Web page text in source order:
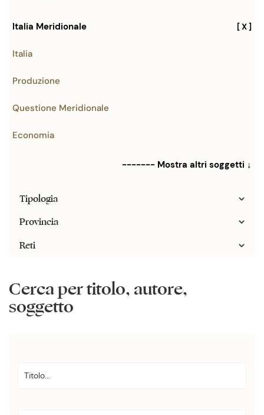
Italia Meridionale [ X ]
Italia
Produzione
Questione Meridionale
Economia
------- Mostra altri soggetti ↓
Tipologia
Provincia
Reti
Cerca per titolo, autore,
soggetto